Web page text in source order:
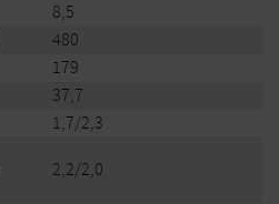
8,5
480
179
37,7
1,7/2,3
2,2/2,0